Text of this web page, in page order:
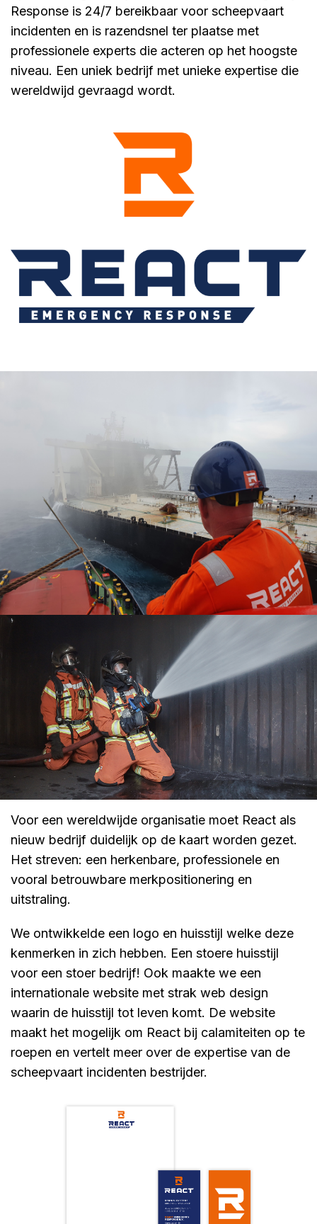
Response is 24/7 bereikbaar voor scheepvaart
incidenten en is razendsnel ter plaatse met
professionele experts die acteren op het hoogste
niveau. Een uniek bedrijf met unieke expertise die
wereldwijd gevraagd wordt.
Voor een wereldwijde organisatie moet React als
nieuw bedrijf duidelijk op de kaart worden gezet.
Het streven: een herkenbare, professionele en
vooral betrouwbare merkpositionering en
uitstraling.
We ontwikkelde een logo en huisstijl welke deze
kenmerken in zich hebben. Een stoere huisstijl
voor een stoer bedrijf! Ook maakte we een
internationale website met strak web design
waarin de huisstijl tot leven komt. De website
maakt het mogelijk om React bij calamiteiten op te
roepen en vertelt meer over de expertise van de
scheepvaart incidenten bestrijder.